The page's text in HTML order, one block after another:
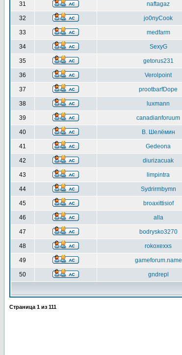
31 naftagaz
32 jo0nyCook
33 medfarm
34 SexyG
35 getorus231
36 Verolpoint
37 prootbarfDope
38 luxmann
39 canadianforuum
40 В. Шелёмин
41 Gedeona
42 diurizacuak
43 limpintra
44 Sydrirmbymn
45 broaxittisiof
46 alla
47 bodrysko3270
48 rokoxexxs
49 gameforum.name
50 gndrepl
Страница 1 из 111